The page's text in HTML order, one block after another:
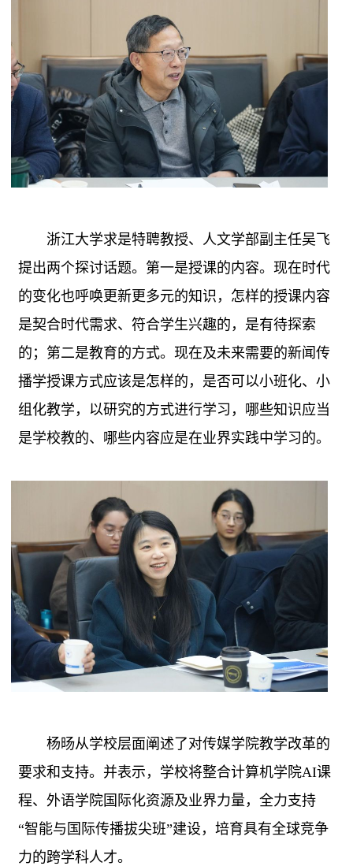
浙江大学求是特聘教授、人文学部副主任吴飞
提出两个探讨话题。第一是授课的内容。现在时代
的变化也呼唤更新更多元的知识，怎样的授课内容
是契合时代需求、符合学生兴趣的，是有待探索
的；第二是教育的方式。现在及未来需要的新闻传
播学授课方式应该是怎样的，是否可以小班化、小
组化教学，以研究的方式进行学习，哪些知识应当
是学校教的、哪些内容应是在业界实践中学习的。
杨旸从学校层面阐述了对传媒学院教学改革的
要求和支持。并表示，学校将整合计算机学院AI课
程、外语学院国际化资源及业界力量，全力支持
“智能与国际传播拔尖班”建设，培育具有全球竞争
力的跨学科人才。